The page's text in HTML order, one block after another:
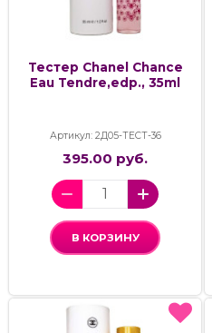
Тестер Chanel Chance
Eau Tendre,edp., 35ml
Артикул: 2Д05-ТЕСТ-36
395.00 руб.
В КОРЗИНУ